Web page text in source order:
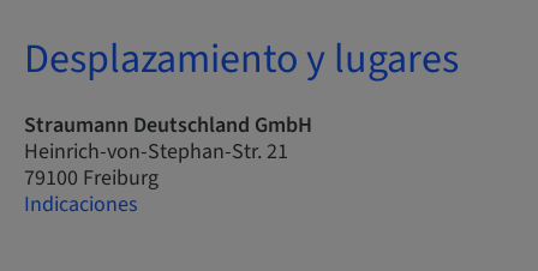
Desplazamiento y lugares
Straumann Deutschland GmbH
Heinrich-von-Stephan-Str. 21
79100 Freiburg
Indicaciones